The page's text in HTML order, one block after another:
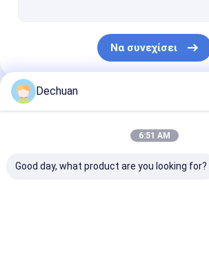
Βαλβίδα ελέγχου εκσκαφέων
Εξάρτηση σφραγίδων εκσκαφέων
Να συνεχίσει
Οι Κατηγορίες Μας
Dechuan
6:51 AM
Good day, what product are you looking for?